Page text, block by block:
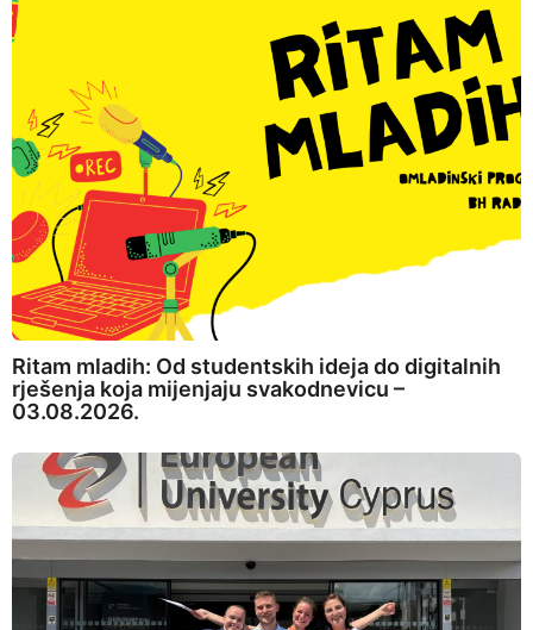
Ritam mladih: Od studentskih ideja do digitalnih
rješenja koja mijenjaju svakodnevicu –
03.08.2026.